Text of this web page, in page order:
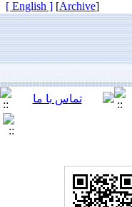
[
Archive
]
[ English ]